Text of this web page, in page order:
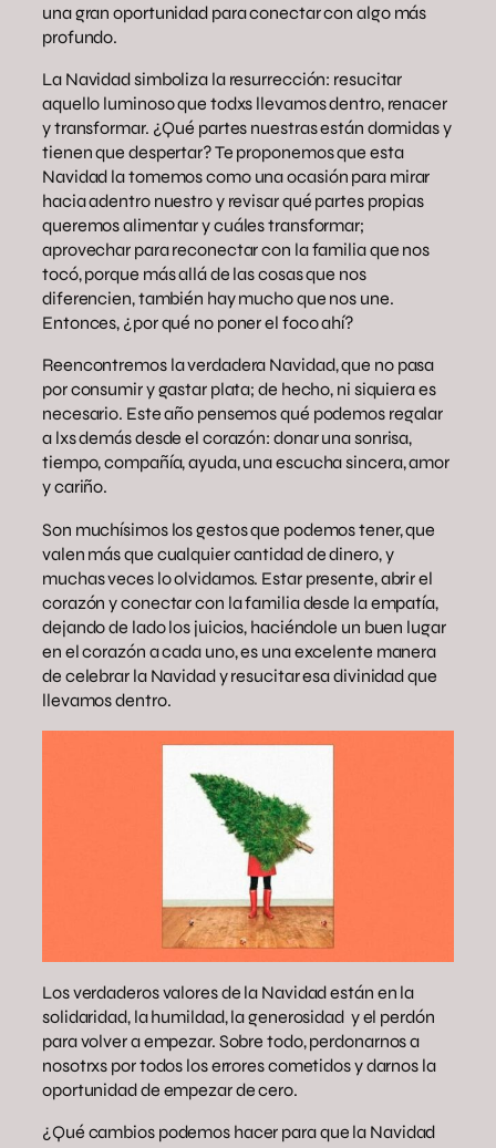
una gran oportunidad para conectar con algo más
profundo.
La Navidad simboliza la resurrección: resucitar
aquello luminoso que todxs llevamos dentro, renacer
y transformar. ¿Qué partes nuestras están dormidas y
tienen que despertar? Te proponemos que esta
Navidad la tomemos como una ocasión para mirar
hacia adentro nuestro y revisar qué partes propias
queremos alimentar y cuáles transformar;
aprovechar para reconectar con la familia que nos
tocó, porque más allá de las cosas que nos
diferencien, también hay mucho que nos une.
Entonces, ¿por qué no poner el foco ahí?
Reencontremos la verdadera Navidad, que no pasa
por consumir y gastar plata; de hecho, ni siquiera es
necesario. Este año pensemos qué podemos regalar
a lxs demás desde el corazón: donar una sonrisa,
tiempo, compañía, ayuda, una escucha sincera, amor
y cariño.
Son muchísimos los gestos que podemos tener, que
valen más que cualquier cantidad de dinero, y
muchas veces lo olvidamos. Estar presente, abrir el
corazón y conectar con la familia desde la empatía,
dejando de lado los juicios, haciéndole un buen lugar
en el corazón a cada uno, es una excelente manera
de celebrar la Navidad y resucitar esa divinidad que
llevamos dentro.
Los verdaderos valores de la Navidad están en la
solidaridad, la humildad, la generosidad y el perdón
para volver a empezar. Sobre todo, perdonarnos a
nosotrxs por todos los errores cometidos y darnos la
oportunidad de empezar de cero.
¿Qué cambios podemos hacer para que la Navidad